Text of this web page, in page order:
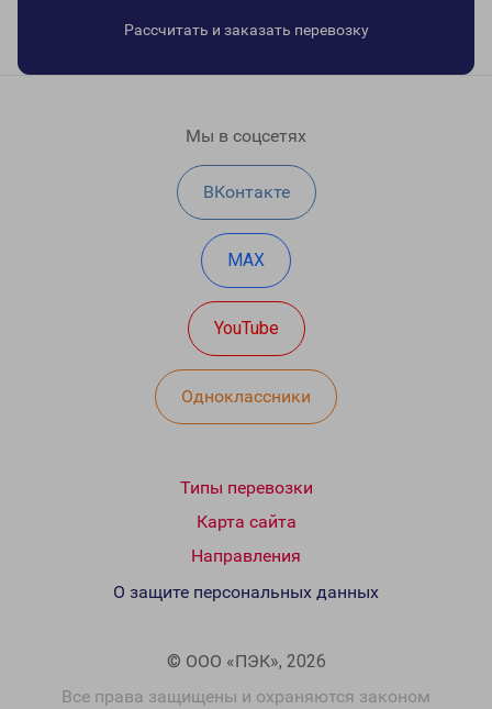
Рассчитать и заказать перевозку
Мы в соцсетях
ВКонтакте
MAX
YouTube
Одноклассники
Типы перевозки
Карта сайта
Направления
© ООО «ПЭК», 2026
Все права защищены и охраняются законом
О защите персональных данных